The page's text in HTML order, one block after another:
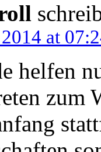
at
helfen
zum